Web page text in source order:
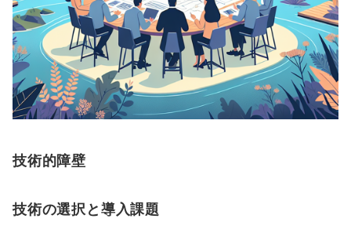
技術的障壁
技術の選択と導入課題